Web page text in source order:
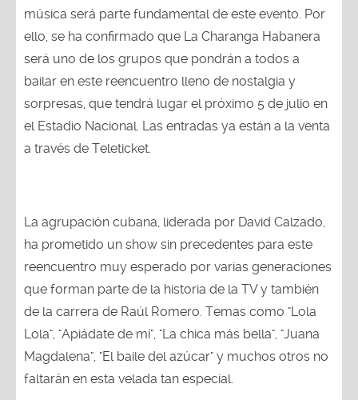
música será parte fundamental de este evento. Por
ello, se ha confirmado que La Charanga Habanera
será uno de los grupos que pondrán a todos a
bailar en este reencuentro lleno de nostalgia y
sorpresas, que tendrá lugar el próximo 5 de julio en
el Estadio Nacional. Las entradas ya están a la venta
a través de Teleticket.
La agrupación cubana, liderada por David Calzado,
ha prometido un show sin precedentes para este
reencuentro muy esperado por varias generaciones
que forman parte de la historia de la TV y también
de la carrera de Raúl Romero. Temas como "Lola
Lola", "Apiádate de mí", "La chica más bella", "Juana
Magdalena", "El baile del azúcar" y muchos otros no
faltarán en esta velada tan especial.